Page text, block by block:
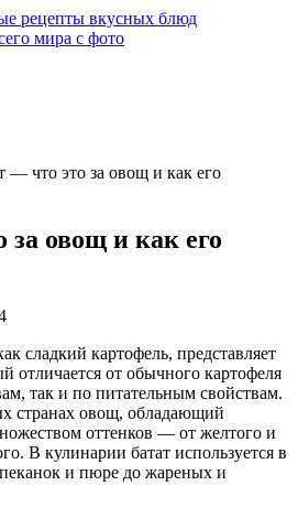
— что это за овощ и как его
за овощ и как его
сладкий картофель, представляет
отличается от обычного картофеля
так и по питательным свойствам.
странах овощ, обладающий
оттенков — от желтого и
В кулинарии батат используется в
и пюре до жареных и